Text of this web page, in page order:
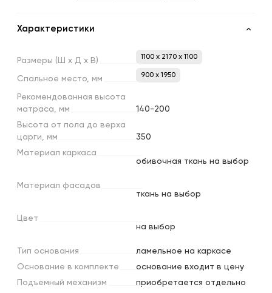
Характеристики
Размеры (Ш х Д х В) 1100 x 2170 x 1100
Спальное место, мм 900 х 1950
Рекомендованная высота
матраса, мм
140-200
Высота от пола до верха
царги, мм
350
Материал каркаса
обивочная ткань на выбор
Материал фасадов
ткань на выбор
Цвет
на выбор
Тип основания
ламельное на каркасе
Основание в комплекте
основание входит в цену
Подъемный механизм
приобретается отдельно